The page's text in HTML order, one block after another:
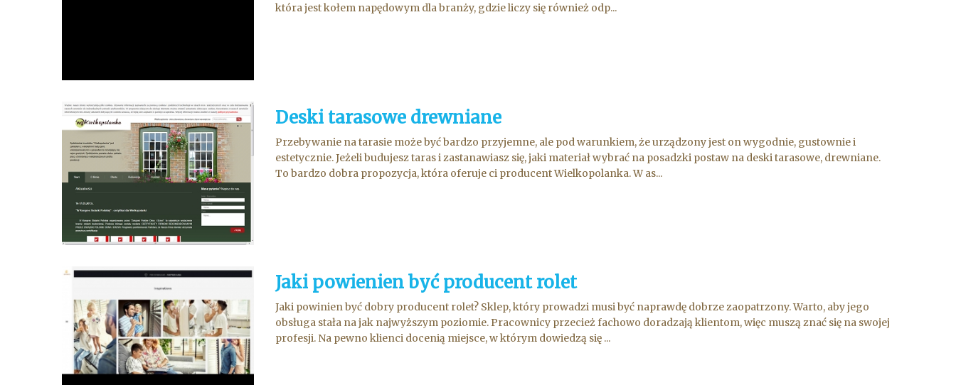
która jest kołem napędowym dla branży, gdzie liczy się również odp...
Deski tarasowe drewniane
Przebywanie na tarasie może być bardzo przyjemne, ale pod warunkiem, że urządzony jest on wygodnie, gustownie i
estetycznie. Jeżeli budujesz taras i zastanawiasz się, jaki materiał wybrać na posadzki postaw na deski tarasowe, drewniane.
To bardzo dobra propozycja, która oferuje ci producent Wielkopolanka. W as...
Jaki powienien być producent rolet
Jaki powinien być dobry producent rolet? Sklep, który prowadzi musi być naprawdę dobrze zaopatrzony. Warto, aby jego
obsługa stała na jak najwyższym poziomie. Pracownicy przecież fachowo doradzają klientom, więc muszą znać się na swojej
profesji. Na pewno klienci docenią miejsce, w którym dowiedzą się ...